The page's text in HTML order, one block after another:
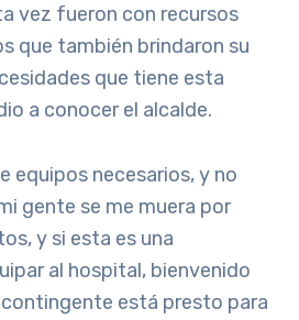
vez fueron con recursos
que también brindaron su
que tiene esta
a conocer el alcalde.
equipos necesarios, y no
gente se me muera por
y si esta es una
al hospital, bienvenido
está presto para